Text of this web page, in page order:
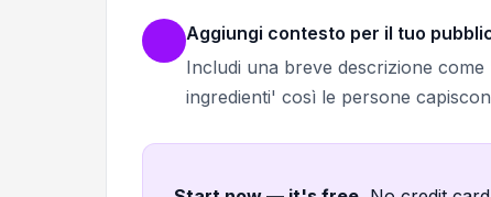
Aggiungi contesto per il tuo
Includi una breve descrizione
ingredienti' così le persone